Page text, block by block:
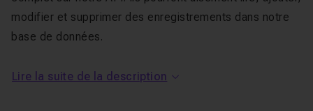
modifier et supprimer des enregistrements dans notre
base de données.
Lors de notre développement, nous allons devoir
Lire la suite de la description